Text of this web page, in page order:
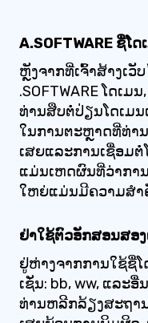
A.SOFTWARE ຊື່
ຫຼັງຈາກທີ່ເຈົ້າສ້າງເວັ
.SOFTWARE ໂດເ
ທ່ານສືບຕໍ່ປ່ຽນໂດເມ
ໃນການຕະຫຼາດທີ່ທ່າ
ເສຍແລະການເຊື່ອມຕໍ່
ແມ່ນເຫດຜົນທີ່ວ່າກາ
ໃຫຍ່ແມ່ນມີຄວາມສໍາ
ຢ່າໃຊ້ຕົວອັກສອນສອງ
ຢູ່ຫ່າງຈາກການໃຊ້ຊື່
ເຊັ່ນ: bb, ww, ແລະ
ທ່ານຫລີກລ້ຽງສະຖາ